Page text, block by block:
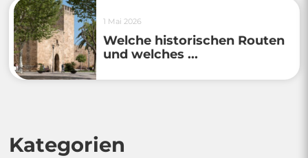
1 Mai 2026
Welche historischen Routen
und welches ...
Kategorien